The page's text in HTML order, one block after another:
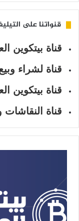
قنواتنا على
قناة بيتكوين
قناة لشراء
قناة بيتكوين
قناة النقاشات